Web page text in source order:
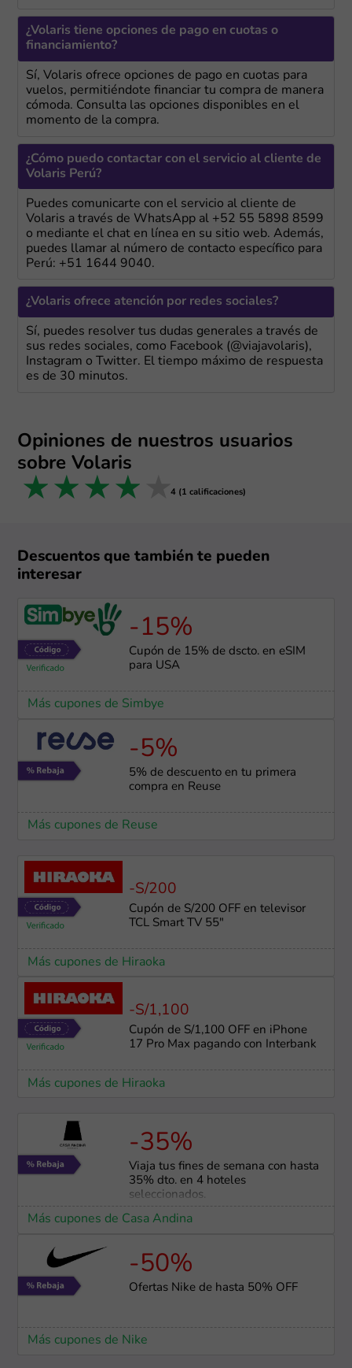
¿Volaris tiene opciones de pago en cuotas o
financiamiento?
Sí, Volaris ofrece opciones de pago en cuotas para
vuelos, permitiéndote financiar tu compra de manera
cómoda. Consulta las opciones disponibles en el
momento de la compra.
¿Cómo puedo contactar con el servicio al cliente de
Volaris Perú?
Puedes comunicarte con el servicio al cliente de
Volaris a través de WhatsApp al +52 55 5898 8599
o mediante el chat en línea en su sitio web. Además,
puedes llamar al número de contacto específico para
Perú: +51 1644 9040.
¿Volaris ofrece atención por redes sociales?
Sí, puedes resolver tus dudas generales a través de
sus redes sociales, como Facebook (@viajavolaris),
Instagram o Twitter. El tiempo máximo de respuesta
es de 30 minutos.
Opiniones de nuestros usuarios
sobre Volaris
5 stars
4 stars
3 stars
2 stars
1 star 4 (1 calificaciones)
Descuentos que también te pueden
interesar
-15%
Cupón de 15% de dscto. en eSIM
para USA
Más cupones de Simbye
-5%
5% de descuento en tu primera
compra en Reuse
Más cupones de Reuse
-S/200
Cupón de S/200 OFF en televisor
TCL Smart TV 55"
Más cupones de Hiraoka
-S/1,100
Cupón de S/1,100 OFF en iPhone
17 Pro Max pagando con Interbank
Más cupones de Hiraoka
-35%
Viaja tus fines de semana con hasta
35% dto. en 4 hoteles
seleccionados.
Más cupones de Casa Andina
-50%
Ofertas Nike de hasta 50% OFF
Más cupones de Nike